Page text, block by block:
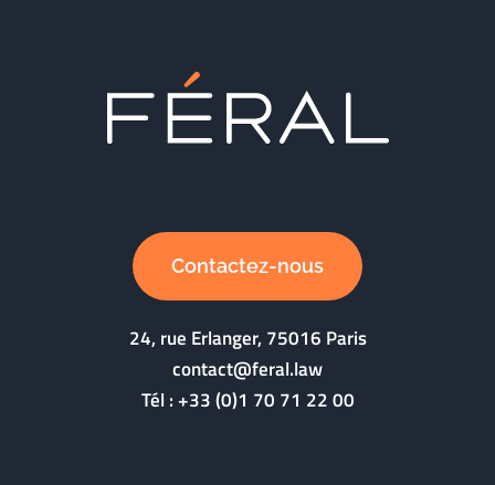
Contactez-nous
24, rue Erlanger, 75016 Paris
contact@feral.law
Tél :+33 (0)1 70 71 22 00